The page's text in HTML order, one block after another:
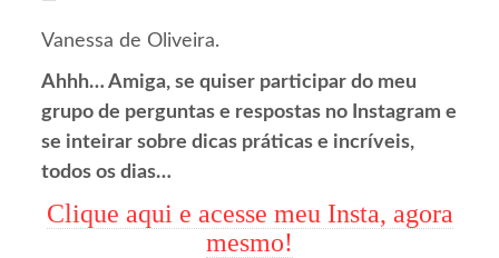
Vanessa de Oliveira.
Ahhh… Amiga, se quiser participar do meu
grupo de perguntas e respostas no Instagram e
se inteirar sobre dicas práticas e incríveis,
todos os dias…
Clique aqui e acesse meu Insta, agora
mesmo!